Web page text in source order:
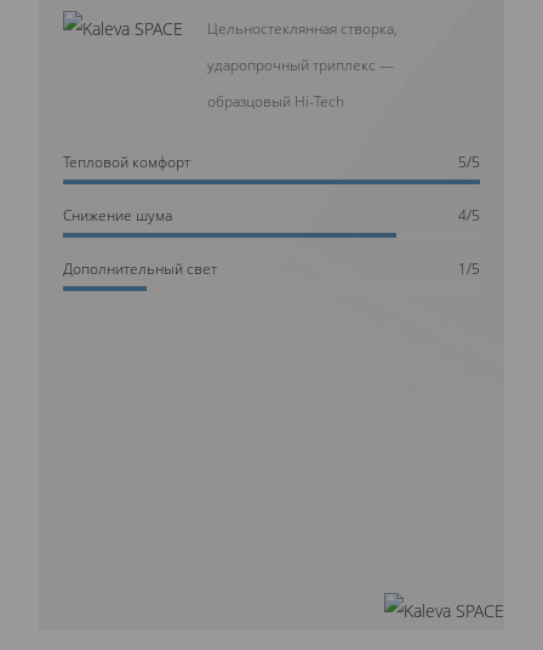
Цельностеклянная створка,
ударопрочный триплекс —
образцовый Hi-Tech
Тепловой комфорт 5/5
Cнижение шума 4/5
Дополнительный свет 1/5